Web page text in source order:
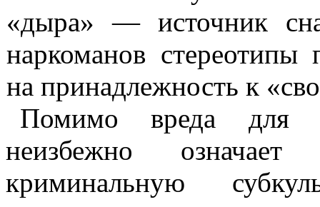
«дыра» — источник
наркоманов стереотипы
на принадлежность к
Помимо вреда для
неизбежно
криминальную